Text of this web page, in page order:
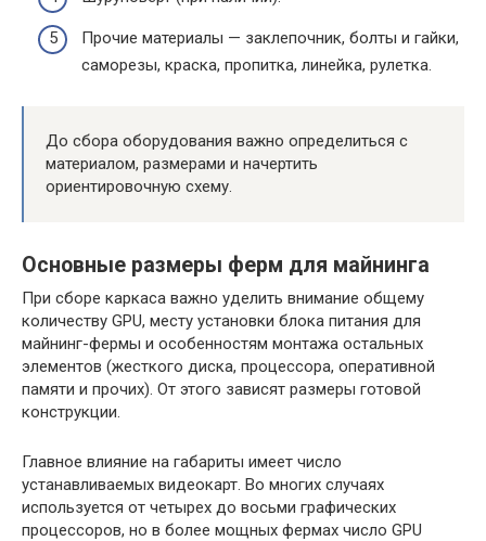
Прочие материалы — заклепочник, болты и гайки,
саморезы, краска, пропитка, линейка, рулетка.
До сбора оборудования важно определиться с
материалом, размерами и начертить
ориентировочную схему.
Основные размеры ферм для майнинга
При сборе каркаса важно уделить внимание общему
количеству GPU, месту установки блока питания для
майнинг-фермы и особенностям монтажа остальных
элементов (жесткого диска, процессора, оперативной
памяти и прочих). От этого зависят размеры готовой
конструкции.
Главное влияние на габариты имеет число
устанавливаемых видеокарт. Во многих случаях
используется от четырех до восьми графических
процессоров, но в более мощных фермах число GPU